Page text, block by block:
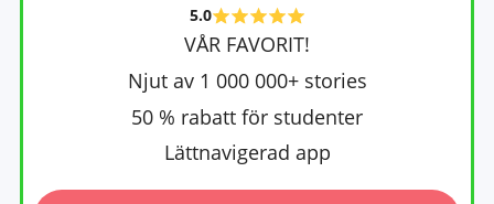
5.0
VÅR FAVORIT!
Njut av 1 000 000+ stories
50 % rabatt för studenter
Lättnavigerad app